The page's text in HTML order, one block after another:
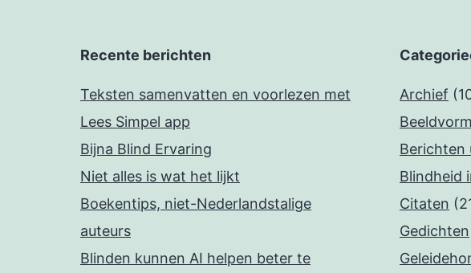
Recente berichten
Teksten samenvatten en voorlezen met
Lees Simpel app
Bijna Blind Ervaring
Niet alles is wat het lijkt
Boekentips, niet-Nederlandstalige
auteurs
Blinden kunnen AI helpen beter te
Archief
Berichten
Blindheid
Citaten
Gedichten